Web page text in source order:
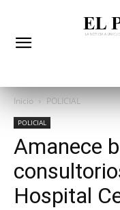
Inicio POLICIAL
POLICIAL
Amanece
Hospital